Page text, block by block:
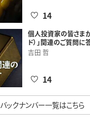
14
個人投資家の皆さま
ド）」関連のご質問に
吉田 哲
14
バックナンバー一覧はこちら